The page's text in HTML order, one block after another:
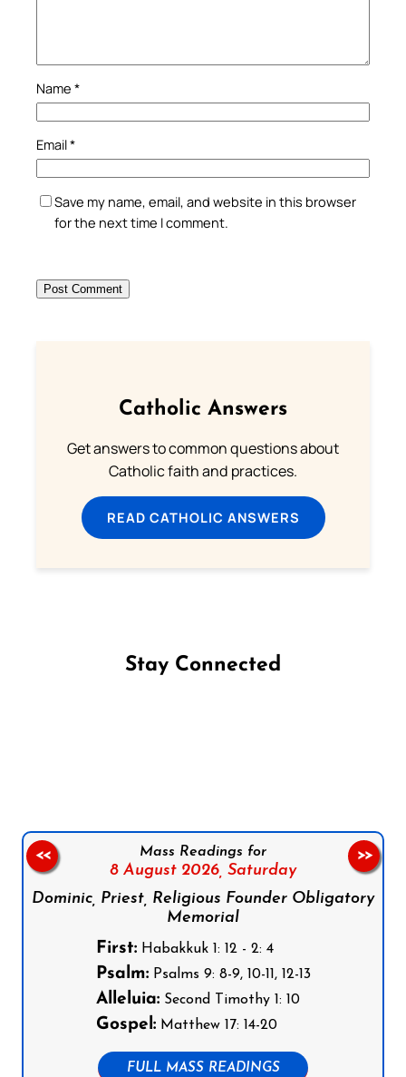
Name *
Email*
Save my name, email, and website in this browser
for the next time I comment.
Catholic Answers
Get answers to common questions about
Catholic faith and practices.
READ CATHOLIC ANSWERS
Stay Connected
Mass Readings for
8 August 2026, Saturday
Dominic, Priest, Religious Founder Obligatory
Memorial
First:Habakkuk 1: 12 - 2: 4
Psalm:Psalms 9: 8-9, 10-11, 12-13
Alleluia:Second Timothy 1: 10
Gospel:Matthew 17: 14-20
FULL MASS READINGS
<< >>